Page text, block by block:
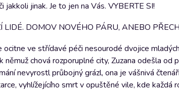
jinak. Je to jen na Vás. VYBERTE SI!
LIDÉ. DOMOV NOVÉHO PÁRU, ANEBO
ocitne ve střídavé péči nesourodé dvojice
němuž chová rozporuplné city, Zuzana odešla
nevyrostl průbojný grázl, ona je vášnivá
vyhlížejícího smrt v opuštěné vile, kde